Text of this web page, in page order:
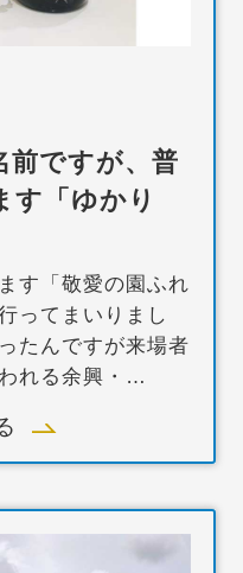
前ですが、普
す「ゆかり
す「敬愛の園ふれ
ってまいりまし
たんですが来場者
れる余興・…